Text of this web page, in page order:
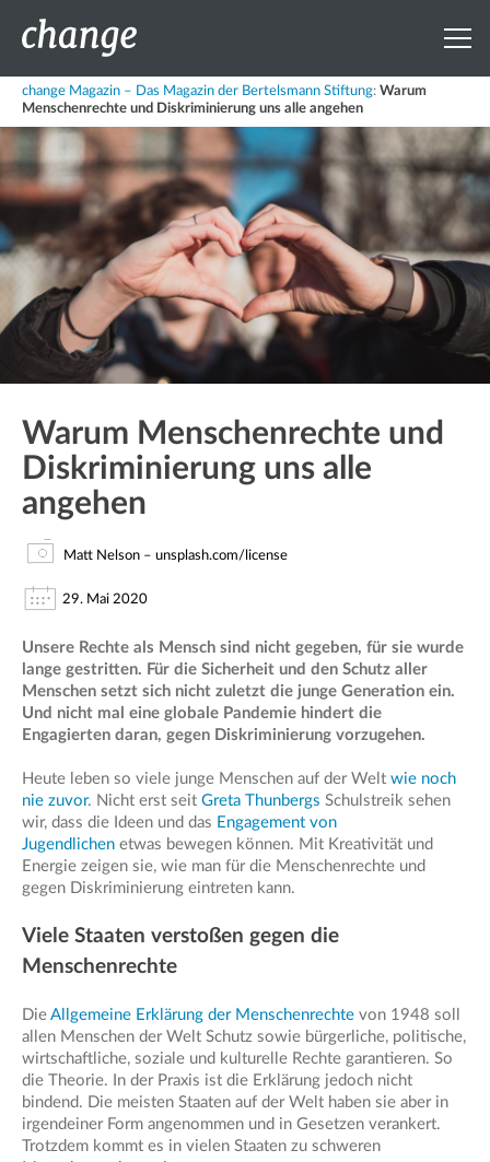
change Magazin – Das Magazin der Bertelsmann Stiftung: Warum
Menschenrechte und Diskriminierung uns alle angehen
Warum Menschenrechte und
Diskriminierung uns alle
angehen
Matt Nelson – unsplash.com/license
29. Mai 2020
Unsere Rechte als Mensch sind nicht gegeben, für sie wurde
lange gestritten. Für die Sicherheit und den Schutz aller
Menschen setzt sich nicht zuletzt die junge Generation ein.
Und nicht mal eine globale Pandemie hindert die
Engagierten daran, gegen Diskriminierung vorzugehen.
Heute leben so viele junge Menschen auf der Welt wie noch
nie zuvor. Nicht erst seit Greta Thunbergs Schulstreik sehen
wir, dass die Ideen und das Engagement von
Jugendlichen etwas bewegen können. Mit Kreativität und
Energie zeigen sie, wie man für die Menschenrechte und
gegen Diskriminierung eintreten kann.
Viele Staaten verstoßen gegen die
Menschenrechte
Die Allgemeine Erklärung der Menschenrechte von 1948 soll
allen Menschen der Welt Schutz sowie bürgerliche, politische,
wirtschaftliche, soziale und kulturelle Rechte garantieren. So
die Theorie. In der Praxis ist die Erklärung jedoch nicht
bindend. Die meisten Staaten auf der Welt haben sie aber in
irgendeiner Form angenommen und in Gesetzen verankert.
Trotzdem kommt es in vielen Staaten zu schweren